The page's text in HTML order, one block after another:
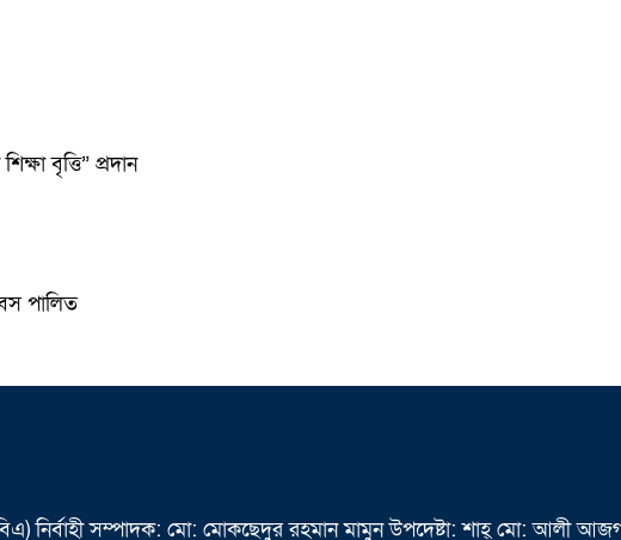
বৃত্তি” প্রদান
পালিত
সম্পাদক: মো: মোকছেদুর রহমান মামুন উপদেষ্টা: শাহ্ মো: আলী